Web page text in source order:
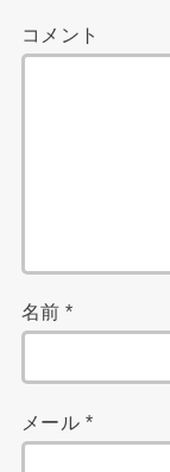
コメント
名前*
メール *